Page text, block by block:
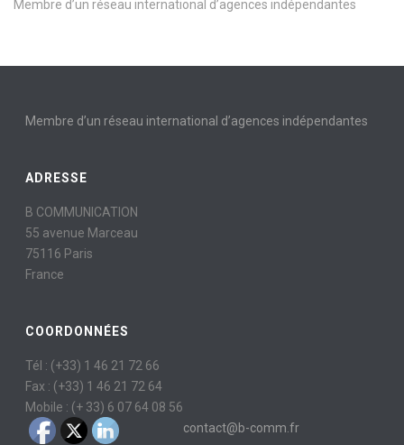
Membre d’un réseau international d’agences indépendantes
Membre d’un réseau international d’agences indépendantes
ADRESSE
B COMMUNICATION
55 avenue Marceau
75116 Paris
France
COORDONNÉES
Tél : (+33) 1 46 21 72 66
Fax : (+33) 1 46 21 72 64
Mobile : (+ 33) 6 07 64 08 56
contact@b-comm.fr